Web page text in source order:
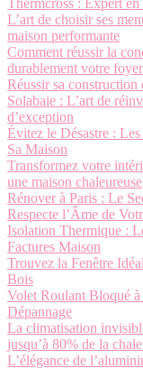
Thermcross : Expert
L’art de choisir ses
maison performante
Comment réussir la
durablement votre
Réussir sa
Solabaie : L’art de
d’exception
Évitez le Désastre :
Sa Maison
Transformez votre
une maison chaleureuse
Rénover à Paris : Le
Respecte l’Âme de
Isolation Thermique :
Factures Maison
Trouvez la Fenêtre
Bois
Volet Roulant Bloqué
Dépannage
La climatisation
jusqu’à 80% de la
L’élégance de